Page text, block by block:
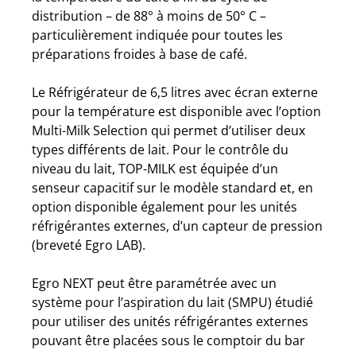
distribution – de 88° à moins de 50° C –
particulièrement indiquée pour toutes les
préparations froides à base de café.
Le Réfrigérateur de 6,5 litres avec écran externe
pour la température est disponible avec l’option
Multi-Milk Selection qui permet d’utiliser deux
types différents de lait. Pour le contrôle du
niveau du lait, TOP-MILK est équipée d’un
senseur capacitif sur le modèle standard et, en
option disponible également pour les unités
réfrigérantes externes, d’un capteur de pression
(breveté Egro LAB).
Egro NEXT peut être paramétrée avec un
système pour l’aspiration du lait (SMPU) étudié
pour utiliser des unités réfrigérantes externes
pouvant être placées sous le comptoir du bar